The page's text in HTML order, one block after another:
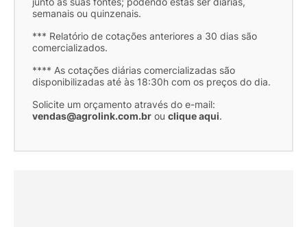
junto as suas fontes; podendo estas ser diárias,
semanais ou quinzenais.
*** Relatório de cotações anteriores a 30 dias são
comercializados.
**** As cotações diárias comercializadas são
disponibilizadas até às 18:30h com os preços do dia.
Solicite um orçamento através do e-mail:
vendas@agrolink.com.br ou clique aqui.